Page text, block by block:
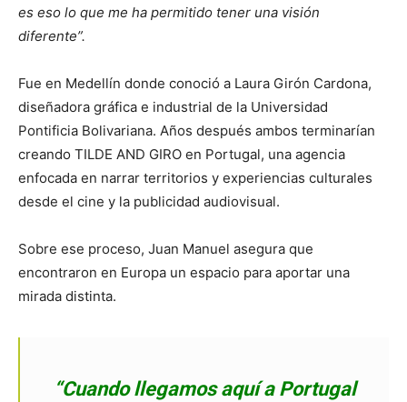
es eso lo que me ha permitido tener una visión
diferente”.
Fue en Medellín donde conoció a Laura Girón Cardona,
diseñadora gráfica e industrial de la Universidad
Pontificia Bolivariana. Años después ambos terminarían
creando TILDE AND GIRO en Portugal, una agencia
enfocada en narrar territorios y experiencias culturales
desde el cine y la publicidad audiovisual.
Sobre ese proceso, Juan Manuel asegura que
encontraron en Europa un espacio para aportar una
mirada distinta.
“Cuando llegamos aquí a Portugal